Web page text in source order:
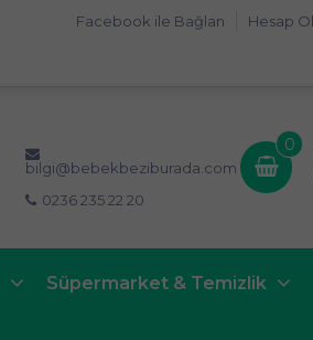
Hesap
Facebook ile Bağlan
bilgi@bebekbeziburada.com
0236 235 22 20
0
Süpermarket & Temizlik